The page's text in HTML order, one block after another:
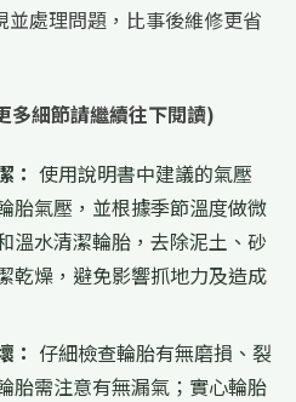
處理問題，比事後維修更省
多細節請繼續往下閱讀)
： 使用說明書中建議的氣壓
胎氣壓，並根據季節溫度做微
溫水清潔輪胎，去除泥土、砂
乾燥，避免影響抓地力及造成
： 仔細檢查輪胎有無磨損、裂
胎需注意有無漏氣；實心輪胎